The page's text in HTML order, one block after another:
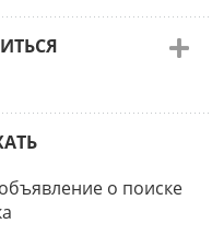
РКФ, организаторы
о поиске